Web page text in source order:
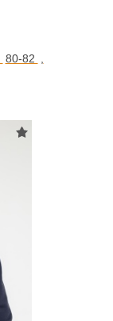
80-82 ,